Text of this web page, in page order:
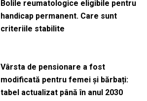
Bolile reumatologice eligibile pentru
handicap permanent. Care sunt
criteriile stabilite
Vârsta de pensionare a fost
modificată pentru femei și bărbați:
tabel actualizat până în anul 2030